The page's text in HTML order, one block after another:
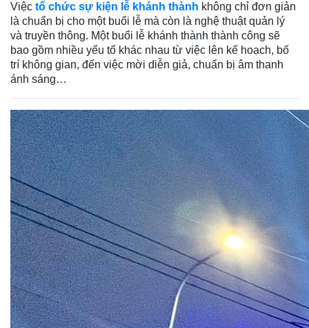
Việc tổ chức sự kiện lễ khánh thành không chỉ đơn giản
là chuẩn bị cho một buổi lễ mà còn là nghệ thuật quản lý
và truyền thông. Một buổi lễ khánh thành thành công sẽ
bao gồm nhiều yếu tố khác nhau từ việc lên kế hoạch, bố
trí không gian, đến việc mời diễn giả, chuẩn bị âm thanh
ánh sáng…